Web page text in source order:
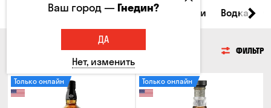
Сидр Вино Виски Коктейли Водка
ФИЛЬТР
Только онлайн Только онлайн
Ваш город —Гнедин?
ДА
Нет, изменить